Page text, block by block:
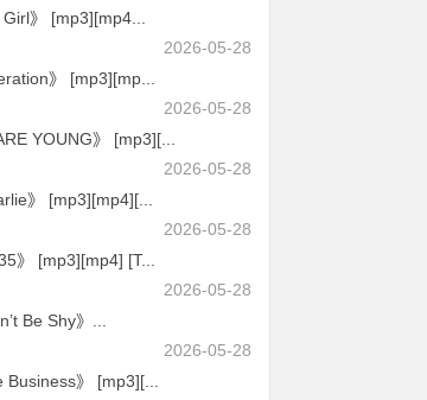
Girl》 [mp3][mp4...
2026-05-28
》 [mp3][mp...
2026-05-28
YOUNG》 [mp3][...
2026-05-28
》 [mp3][mp4][...
2026-05-28
》 [mp3][mp4] [T...
2026-05-28
Be Shy》...
2026-05-28
Business》 [mp3][...